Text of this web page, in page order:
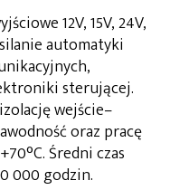
12V, 15V, 24V,
automatyki
sterującej.
wejście–
oraz pracę
Średni czas
000 godzin.